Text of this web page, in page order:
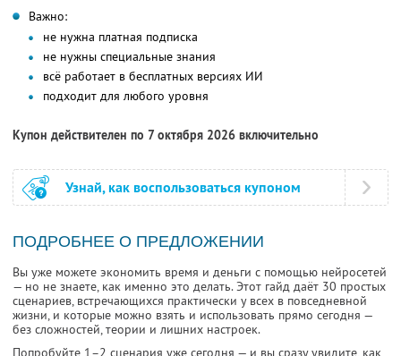
Важно:
не нужна платная подписка
не нужны специальные знания
всё работает в бесплатных версиях ИИ
подходит для любого уровня
Купон действителен по 7 октября 2026 включительно
Узнай, как воспользоваться купоном
ПОДРОБНЕЕ О ПРЕДЛОЖЕНИИ
Вы уже можете экономить время и деньги с помощью нейросетей
— но не знаете, как именно это делать. Этот гайд даёт 30 простых
сценариев, встречающихся практически у всех в повседневной
жизни, и которые можно взять и использовать прямо сегодня —
без сложностей, теории и лишних настроек.
Попробуйте 1–2 сценария уже сегодня — и вы сразу увидите, как